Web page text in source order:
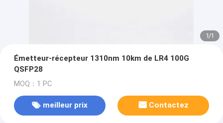
1/1
Émetteur-récepteur 1310nm 10km de LR4 100G
QSFP28
MOQ：1 PC
meilleur prix Contactez